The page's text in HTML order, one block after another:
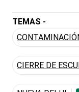
TEMAS -
CIERRE DE